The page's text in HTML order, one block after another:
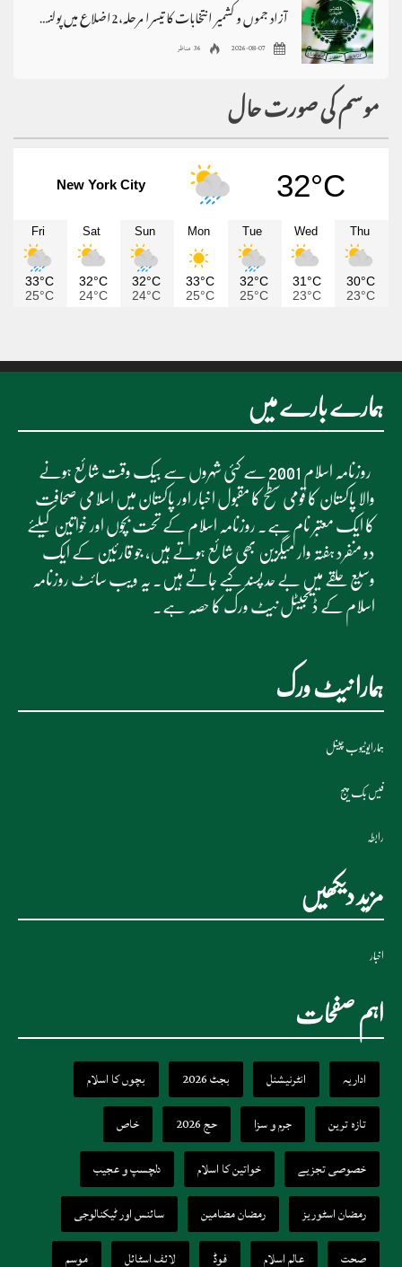
آزاد جموں و کشمیر انتخابات کا تیسرا مرحلہ،2اضلاع میں پولنگ ملتوی
2026-08-07 36 مناظر
موسم کی صورت حال
New York City 32°C
Fri
33°C
25°C
Sat
32°C
24°C
Sun
32°C
24°C
Mon
33°C
25°C
Tue
32°C
25°C
Wed
31°C
23°C
Thu
30°C
23°C
ہمارے بارے میں
روزنامہ اسلام 2001 سے کئی شہروں سے بیک وقت شائع ہونے
والا پاکستان کا قومی سطح کا مقبول اخبار اور پاکستان میں اسلامی صحافت
کا ایک معتبر نام ہے۔ روزنامہ اسلام کے تحت بچوں اور خواتین کیلئے
دو منفرد ہفتہ وار میگزین بھی شائع ہوتے ہیں، جو قارئین کے ایک
وسیع حلقے میں بے حد پسند کیے جاتے ہیں۔ یہ ویب سائٹ روزنامہ
اسلام کے ڈیجیٹل نیٹ ورک کا حصہ ہے۔
ہمارا نیٹ ورک
ہمارایوٹیوب چینل
فیس بک پیج
رابطہ
مزید دیکھیں
اخبار
اہم صفحات
اداریہ انٹرنیشنل بجٹ 2026
بچوں کا اسلام
تازہ ترین
جرم و سزا حج 2026
خاص
خصوصی تجزیے
خواتین کا اسلام
دلچسپ و عجیب
رمضان اسٹوریز
رمضان مضامین
سائنس اور ٹیکنالوجی
صحت
عالم اسلام فوڈ لائف اسٹائل موسم